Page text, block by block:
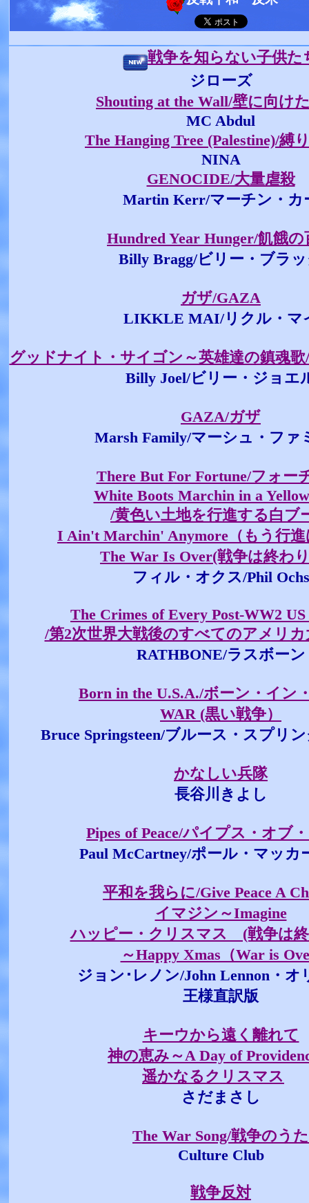
戦争を知らない子供た
ジローズ
Shouting at the Wall/壁に向け
MC Abdul
The Hanging Tree (Palestine)/縛
NINA
GENOCIDE/大量虐殺
Martin Kerr/マーチン・カ
Hundred Year Hunger/飢餓の
Billy Bragg/ビリー・ブラ
ガザ/GAZA
LIKKLE MAI/リクル・マ
グッドナイト・サイゴン～英雄達の鎮魂歌
Billy Joel/ビリー・ジョエ
GAZA/ガザ
Marsh Family/マーシュ・ファ
There But For Fortune/フォー
White Boots Marchin in a
/黄色い土地を行進する白ブ
I Ain't Marchin' Anymore（もう行
The War Is Over(戦争は終わ
フィル・オクス/Phil Ochs
The Crimes of Every Post-WW2 US
/第2次世界大戦後のすべてのアメリ
RATHBONE/ラスボーン
Born in the U.S.A./ボーン・イン
WAR (黒い戦争）
Bruce Springsteen/ブルース・スプリ
かなしい兵隊
長谷川きよし
Pipes of Peace/パイプス・オブ
Paul McCartney/ポール・マッカ
平和を我らに/Give Peace A
イマジン～Imagine
ハッピー・クリスマス (戦争は
～Happy Xmas（War is
ジョン･レノン/John Lennon・オ
王様直訳版
キーウから遠く離れて
神の恵み～A Day of
遥かなるクリスマス
さだまさし
The War Song/戦争のうた
Culture Club
戦争反対